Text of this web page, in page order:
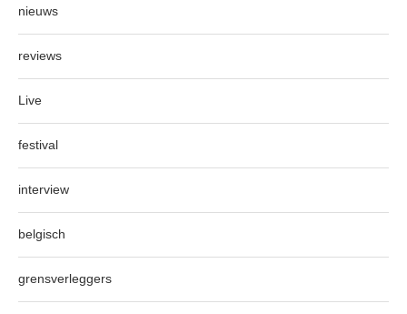
nieuws
reviews
Live
festival
interview
belgisch
grensverleggers